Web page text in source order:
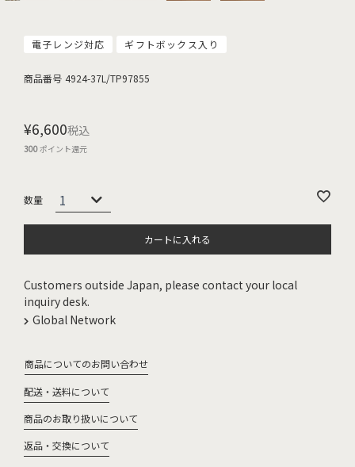
電子レンジ対応 ギフトボックス入り
商品番号 4924-37L/TP97855
¥6,600税込
300ポイント還元
カートに入れる
Customers outside Japan, please contact your local
inquiry desk.
Global Network
商品についてのお問い合わせ
配送・送料について
商品のお取り扱いについて
返品・交換について